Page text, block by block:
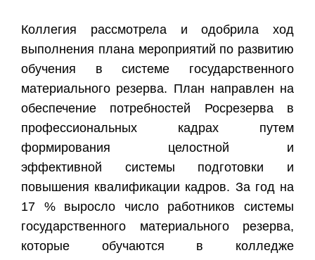
Коллегия рассмотрела и одобрила ход
выполнения плана мероприятий по развитию
обучения в системе государственного
материального резерва. План направлен на
обеспечение потребностей Росрезерва в
профессиональных кадрах путем
формирования целостной и
эффективной системы подготовки и
повышения квалификации кадров. За год на
17 % выросло число работников системы
государственного материального резерва,
которые обучаются в колледже